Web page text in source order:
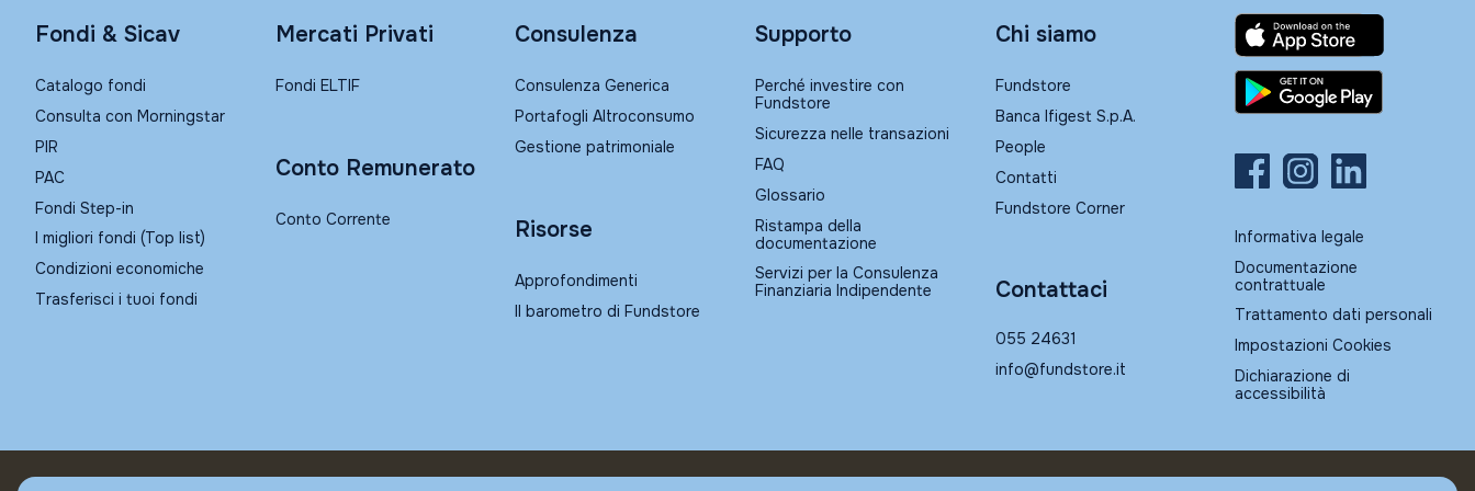
Fondi & Sicav
Catalogo fondi
Consulta con Morningstar
PIR
PAC
Fondi Step-in
I migliori fondi (Top list)
Condizioni economiche
Trasferisci i tuoi fondi
Mercati Privati
Fondi ELTIF
Conto Remunerato
Conto Corrente
Consulenza
Consulenza Generica
Portafogli Altroconsumo
Gestione patrimoniale
Risorse
Approfondimenti
Il barometro di Fundstore
Supporto
Perché investire con
Fundstore
Sicurezza nelle transazioni
FAQ
Glossario
Ristampa della
documentazione
Servizi per la Consulenza
Finanziaria Indipendente
Chi siamo
Fundstore
Banca Ifigest S.p.A.
People
Contatti
Fundstore Corner
Contattaci
055 24631
info@fundstore.it
Informativa legale
Documentazione
contrattuale
Trattamento dati personali
Impostazioni Cookies
Dichiarazione di
accessibilità